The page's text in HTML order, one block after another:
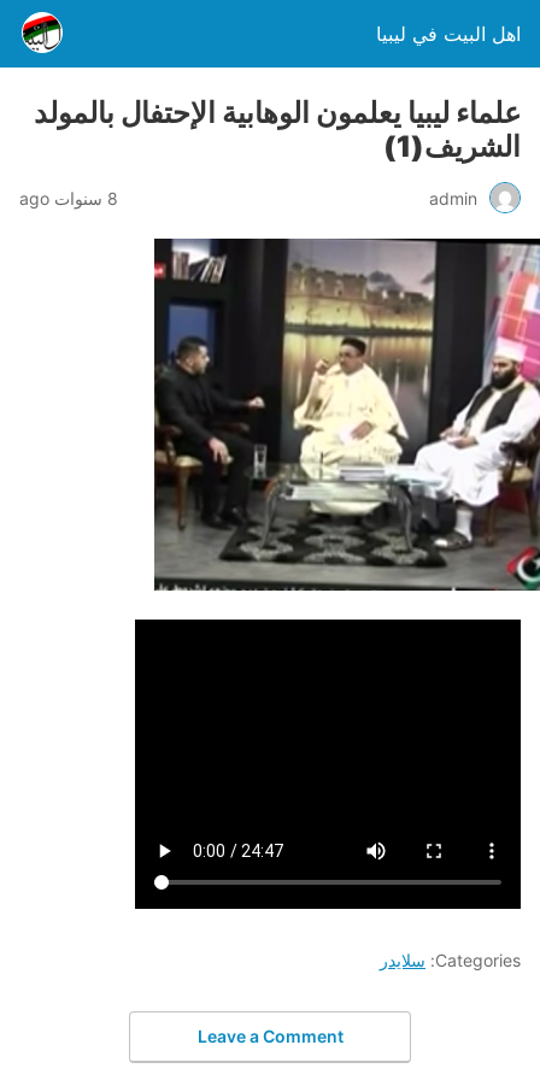
اهل البيت في ليبيا
علماء ليبيا يعلمون الوهابية الإحتفال بالمولد
الشريف(1)
admin 8 سنوات ago
Categories: سلايدر
Leave a Comment